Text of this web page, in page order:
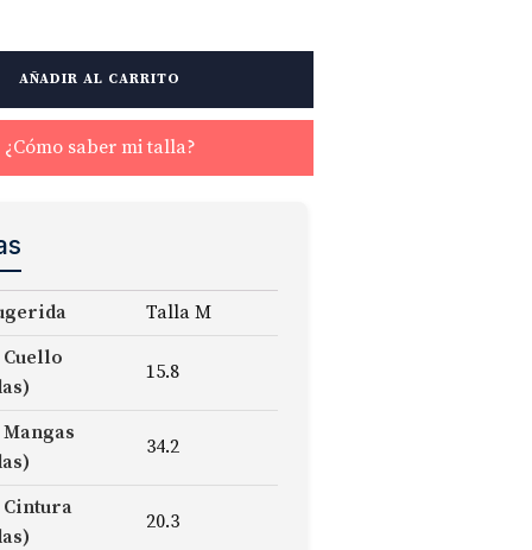
AÑADIR AL CARRITO
¿Cómo saber mi talla?
Talla M
15.8
34.2
Cintura
20.3